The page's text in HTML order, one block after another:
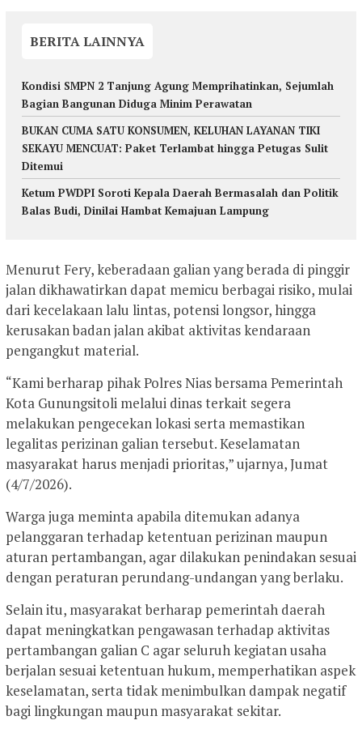
BERITA LAINNYA
Kondisi SMPN 2 Tanjung Agung Memprihatinkan, Sejumlah
Bagian Bangunan Diduga Minim Perawatan
BUKAN CUMA SATU KONSUMEN, KELUHAN LAYANAN TIKI
SEKAYU MENCUAT: Paket Terlambat hingga Petugas Sulit
Ditemui
Ketum PWDPI Soroti Kepala Daerah Bermasalah dan Politik
Balas Budi, Dinilai Hambat Kemajuan Lampung
Menurut Fery, keberadaan galian yang berada di pinggir
jalan dikhawatirkan dapat memicu berbagai risiko, mulai
dari kecelakaan lalu lintas, potensi longsor, hingga
kerusakan badan jalan akibat aktivitas kendaraan
pengangkut material.
“Kami berharap pihak Polres Nias bersama Pemerintah
Kota Gunungsitoli melalui dinas terkait segera
melakukan pengecekan lokasi serta memastikan
legalitas perizinan galian tersebut. Keselamatan
masyarakat harus menjadi prioritas,” ujarnya, Jumat
(4/7/2026).
Warga juga meminta apabila ditemukan adanya
pelanggaran terhadap ketentuan perizinan maupun
aturan pertambangan, agar dilakukan penindakan sesuai
dengan peraturan perundang-undangan yang berlaku.
Selain itu, masyarakat berharap pemerintah daerah
dapat meningkatkan pengawasan terhadap aktivitas
pertambangan galian C agar seluruh kegiatan usaha
berjalan sesuai ketentuan hukum, memperhatikan aspek
keselamatan, serta tidak menimbulkan dampak negatif
bagi lingkungan maupun masyarakat sekitar.